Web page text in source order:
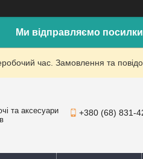
Ми відправляємо
час. Замовлення та
та аксесуари
+380 (68) 831-